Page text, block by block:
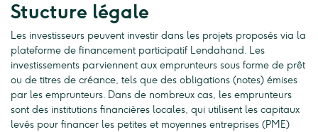
Stucture légale
Les investisseurs peuvent investir dans les projets proposés via la
plateforme de financement participatif Lendahand. Les
investissements parviennent aux emprunteurs sous forme de prêt
ou de titres de créance, tels que des obligations (notes) émises
par les emprunteurs. Dans de nombreux cas, les emprunteurs
sont des institutions financières locales, qui utilisent les capitaux
levés pour financer les petites et moyennes entreprises (PME)